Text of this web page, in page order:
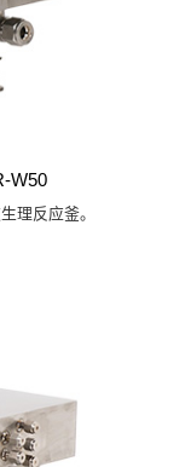
W50
理反应釜。